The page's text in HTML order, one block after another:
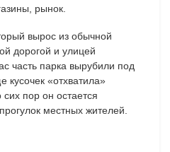
рынок.
вырос из обычной
дорогой и улицей
часть парка вырубили под
кусочек «отхватила»
пор он остается
местных жителей.